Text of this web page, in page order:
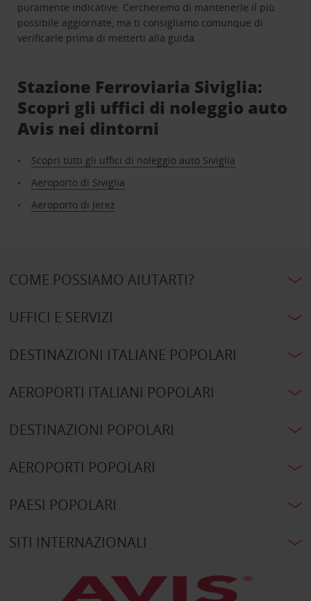
puramente indicative. Cercheremo di mantenerle il più
possibile aggiornate, ma ti consigliamo comunque di
verificarle prima di metterti alla guida.
Stazione Ferroviaria Siviglia:
Scopri gli uffici di noleggio auto
Avis nei dintorni
Scopri tutti gli uffici di noleggio auto Siviglia
Aeroporto di Siviglia
Aeroporto di Jerez
COME POSSIAMO AIUTARTI?
UFFICI E SERVIZI
DESTINAZIONI ITALIANE POPOLARI
AEROPORTI ITALIANI POPOLARI
DESTINAZIONI POPOLARI
AEROPORTI POPOLARI
PAESI POPOLARI
SITI INTERNAZIONALI